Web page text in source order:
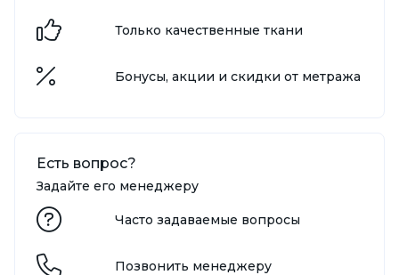
Только качественные ткани
Бонусы, акции и скидки от метража
Есть вопрос?
Задайте его менеджеру
Часто задаваемые вопросы
Позвонить менеджеру